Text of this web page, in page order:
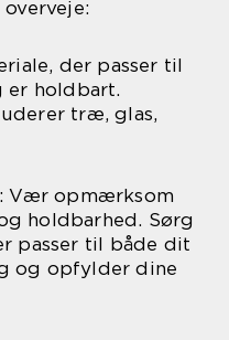
der passer til
holdbart.
træ, glas,
Vær opmærksom
holdbarhed. Sørg
passer til både dit
og opfylder dine